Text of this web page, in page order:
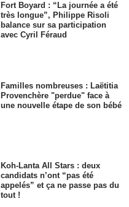
Fort Boyard : “La journée a été
très longue”, Philippe Risoli
balance sur sa participation
avec Cyril Féraud
Familles nombreuses : Laëtitia
Provenchère "perdue" face à
une nouvelle étape de son bébé
Koh-Lanta All Stars : deux
candidats n’ont “pas été
appelés” et ça ne passe pas du
tout !